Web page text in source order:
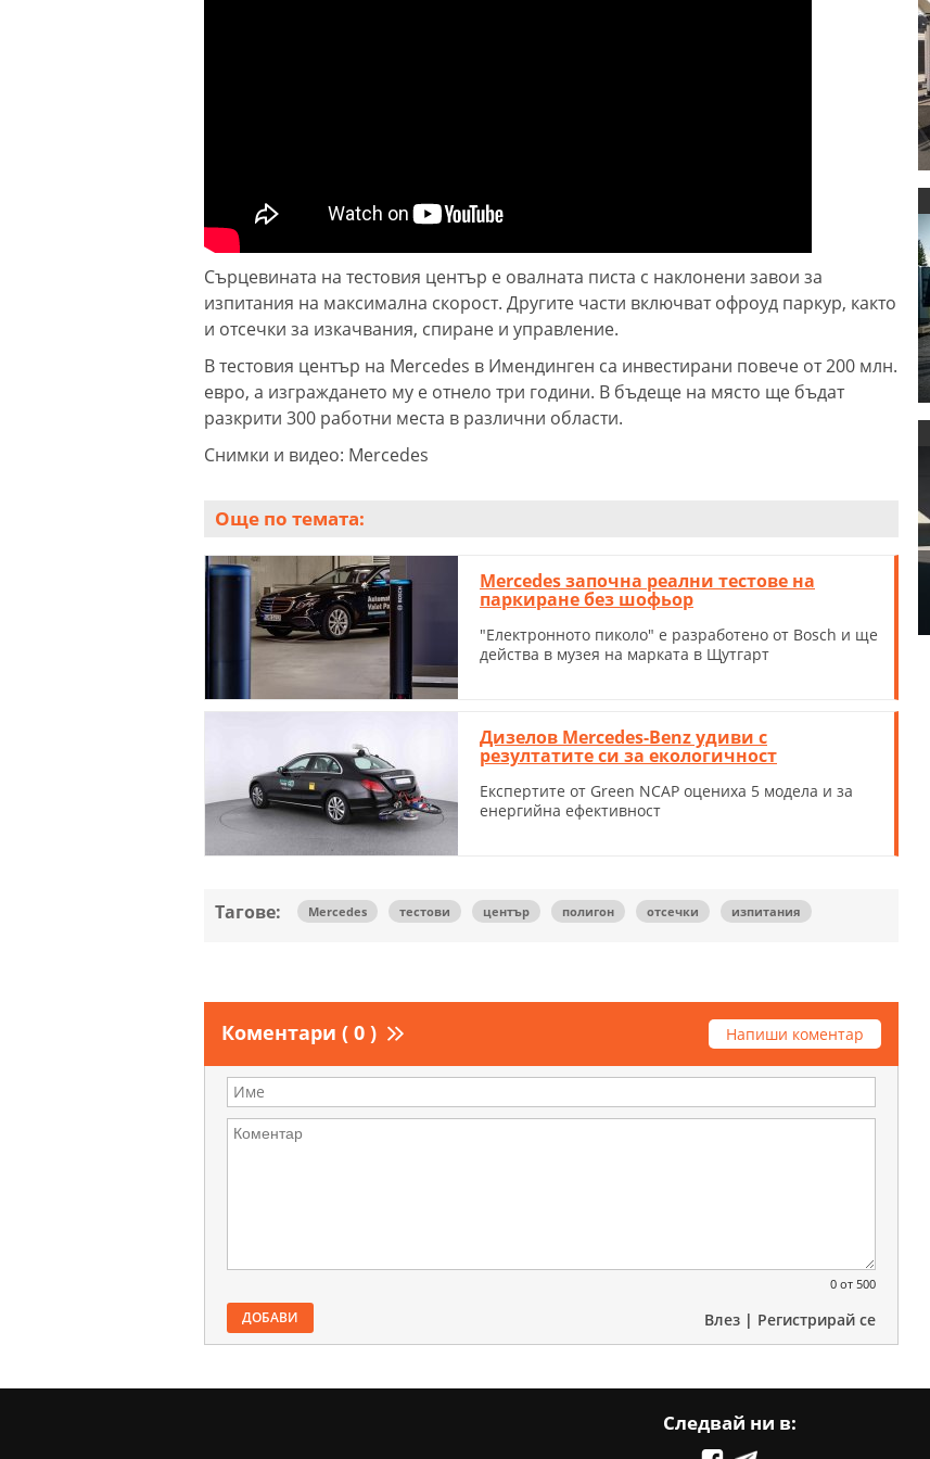
Сърцевината на тестовия център е овалната писта с наклонени завои за
изпитания на максимална скорост. Другите части включват офроуд паркур, както
и отсечки за изкачвания, спиране и управление.
В тестовия център на Mercedes в Имендинген са инвестирани повече от 200 млн.
евро, а изграждането му е отнело три години. В бъдеще на място ще бъдат
разкрити 300 работни места в различни области.
Снимки и видео: Mercedes
Още по темата:
Mercedes започна реални тестове на
паркиране без шофьор
"Електронното пиколо" е разработено от Bosch и ще
действа в музея на марката в Щутгарт
Дизелов Mercedes-Benz удиви с
резултатите си за екологичност
Експертите от Green NCAP оцениха 5 модела и за
енергийна ефективност
Тагове: Mercedes тестови център полигон отсечки изпитания
Коментари ( 0 ) Напиши коментар
0 от 500
ДОБАВИ Влез | Регистрирай се
Следвай ни в: